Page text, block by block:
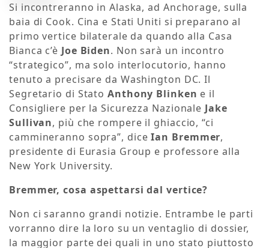
Si incontreranno in Alaska, ad Anchorage, sulla
baia di Cook. Cina e Stati Uniti si preparano al
primo vertice bilaterale da quando alla Casa
Bianca c’è Joe Biden. Non sarà un incontro
“strategico”, ma solo interlocutorio, hanno
tenuto a precisare da Washington DC. Il
Segretario di Stato Anthony Blinken e il
Consigliere per la Sicurezza Nazionale Jake
Sullivan, più che rompere il ghiaccio, “ci
cammineranno sopra”, diceIan Bremmer,
presidente di Eurasia Group e professore alla
New York University.
Bremmer, cosa aspettarsi dal vertice?
Non ci saranno grandi notizie. Entrambe le parti
vorranno dire la loro su un ventaglio di dossier,
la maggior parte dei quali in uno stato piuttosto